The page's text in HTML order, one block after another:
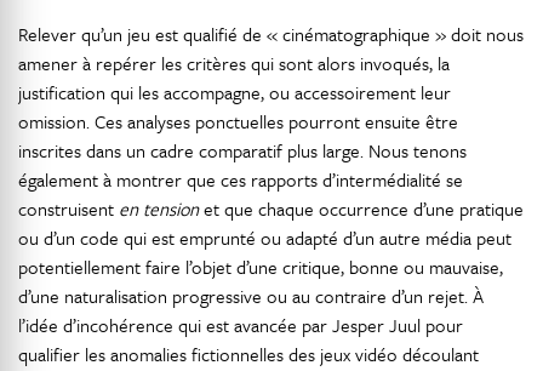
Relever qu’un jeu est qualifié de « cinématographique » doit nous
amener à repérer les critères qui sont alors invoqués, la
justification qui les accompagne, ou accessoirement leur
omission. Ces analyses ponctuelles pourront ensuite être
inscrites dans un cadre comparatif plus large. Nous tenons
également à montrer que ces rapports d’intermédialité se
construisent en tensionet que chaque occurrence d’une pratique
ou d’un code qui est emprunté ou adapté d’un autre média peut
potentiellement faire l’objet d’une critique, bonne ou mauvaise,
d’une naturalisation progressive ou au contraire d’un rejet. À
l’idée d’incohérence qui est avancée par Jesper Juul pour
qualifier les anomalies fictionnelles des jeux vidéo découlant